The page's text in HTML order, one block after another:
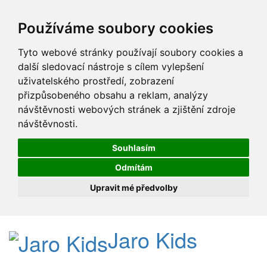
Používáme soubory cookies
Tyto webové stránky používají soubory cookies a
další sledovací nástroje s cílem vylepšení
uživatelského prostředí, zobrazení
přizpůsobeného obsahu a reklam, analýzy
návštěvnosti webových stránek a zjištění zdroje
návštěvnosti.
Souhlasím
Odmítám
Upravit mé předvolby
Jaro Kids